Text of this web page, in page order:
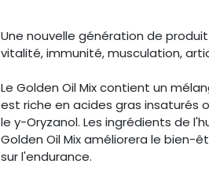
Une nouvelle génération de
vitalité, immunité, musculation,
Le Golden Oil Mix contient un
est riche en acides gras insaturés
le y-Oryzanol. Les ingrédients de
Golden Oil Mix améliorera le bien-
sur l'endurance.